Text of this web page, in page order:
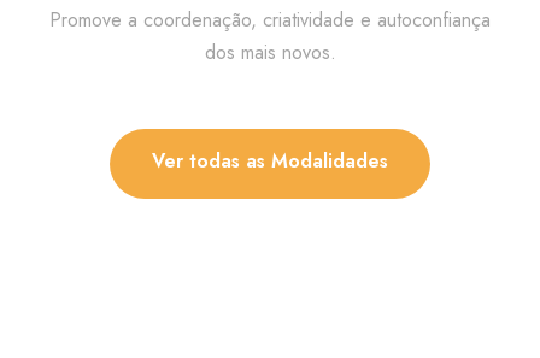
Promove a coordenação, criatividade e autoconfiança
dos mais novos.
Ver todas as Modalidades